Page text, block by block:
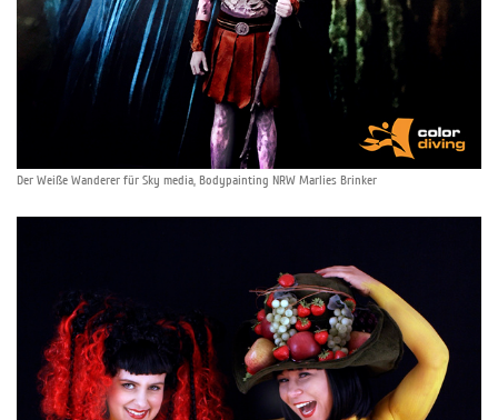
Der Weiße Wanderer für Sky media, Bodypainting NRW Marlies Brinker